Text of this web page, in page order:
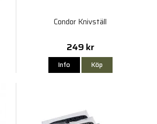
Condor Knivställ
249 kr
Info Köp